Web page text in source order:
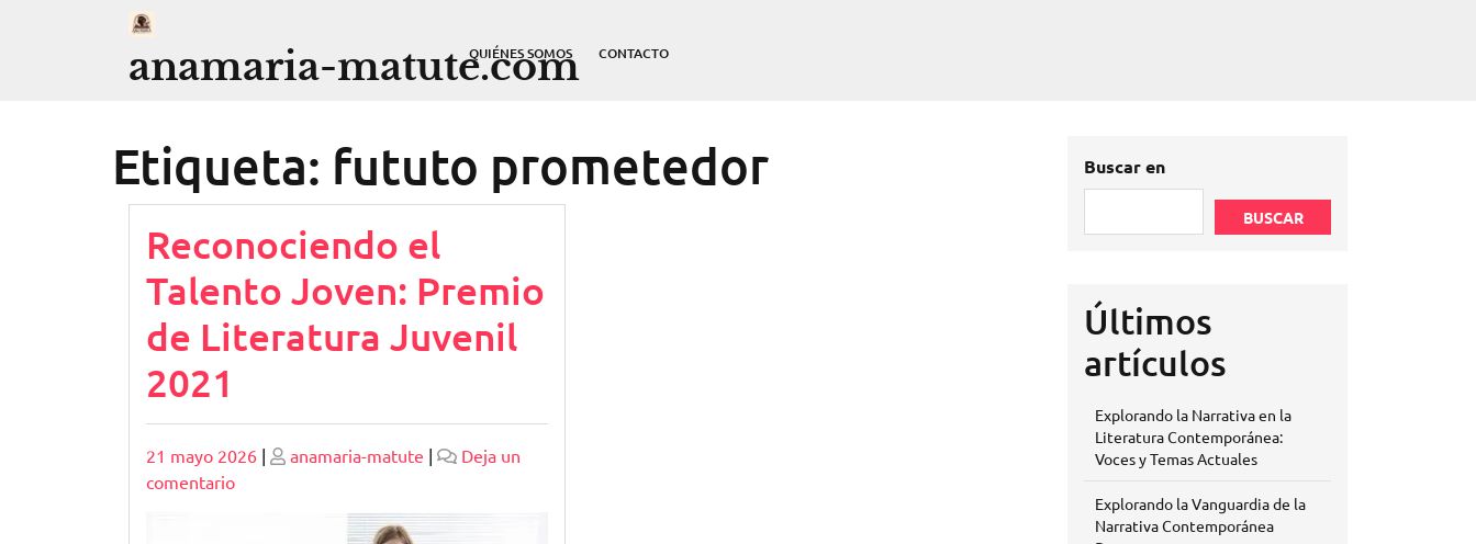
anamaria-matute.com
QUIÉNES SOMOS CONTACTO
Etiqueta: fututo prometedor
Reconociendo el
Talento Joven: Premio
de Literatura Juvenil
2021
Publicado
21 mayo 2026 | Publicado
anamaria-matute |
Deja un
comentarioen
Buscar en
BUSCAR
Últimos
artículos
Explorando la Narrativa en la
Literatura Contemporánea:
Voces y Temas Actuales
Explorando la Vanguardia de la
Narrativa Contemporánea